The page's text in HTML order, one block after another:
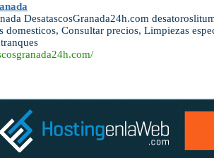
DesatascosGranada24h.com
domesticos, Consultar precios, Limpiezas